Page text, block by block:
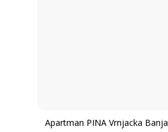
Apartman PINA Vrnjacka Banja